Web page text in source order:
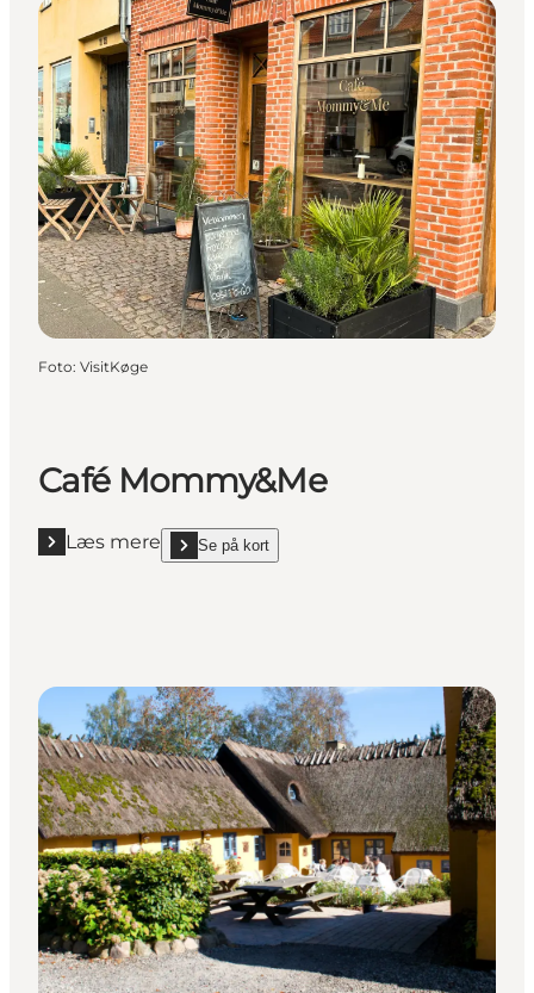
Foto: VisitKøge
Café Mommy&Me
Læs mere
Læs mere "Café Mommy&Me"
Se på kort
show Café Mommy&Me on_map